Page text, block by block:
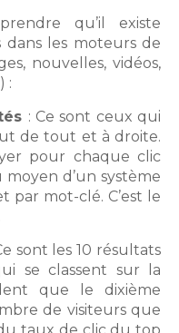
qu’il existe
les moteurs de
nouvelles, vidéos,
:
: Ce sont ceux qui
de tout et à droite.
pour chaque clic
d’un système
par mot-clé. C’est le
sont les 10 résultats
se classent sur la
que le dixième
de visiteurs que
taux de clic du top